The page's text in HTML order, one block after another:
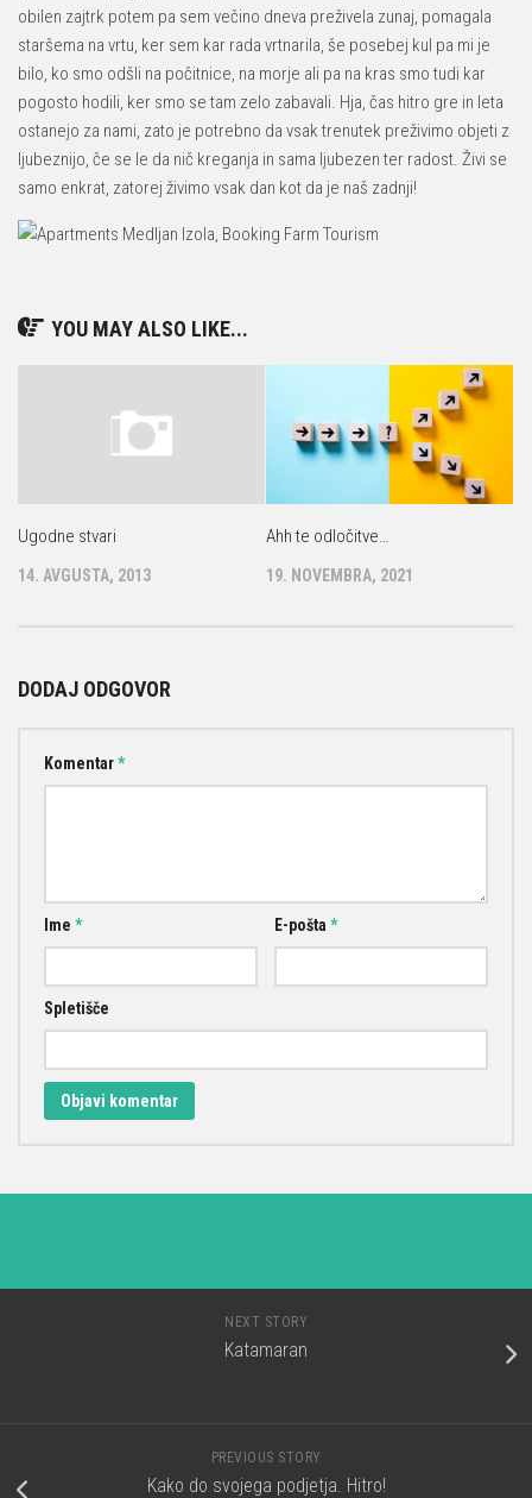
obilen zajtrk potem pa sem večino dneva preživela zunaj, pomagala
staršema na vrtu, ker sem kar rada vrtnarila, še posebej kul pa mi je
bilo, ko smo odšli na počitnice, na morje ali pa na kras smo tudi kar
pogosto hodili, ker smo se tam zelo zabavali. Hja, čas hitro gre in leta
ostanejo za nami, zato je potrebno da vsak trenutek preživimo objeti z
ljubeznijo, če se le da nič kreganja in sama ljubezen ter radost. Živi se
samo enkrat, zatorej živimo vsak dan kot da je naš zadnji!
YOU MAY ALSO LIKE...
Ugodne stvari
14. AVGUSTA, 2013
Ahh te odločitve…
19. NOVEMBRA, 2021
DODAJ ODGOVOR
Komentar*
Ime * E-pošta*
Spletišče
NEXT STORY
Katamaran
PREVIOUS STORY
Kako do svojega podjetja. Hitro!